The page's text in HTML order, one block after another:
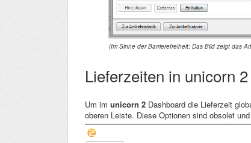
(Im Sinne der Barrierefreiheit: Das Bild zeigt das
Lieferzeiten in unicorn
Um im unicorn 2 Dashboard die Lieferzeit
oberen Leiste. Diese Optionen sind obsolet